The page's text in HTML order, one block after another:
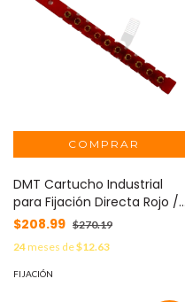
DMT Cartucho Industrial
para Fijación Directa Rojo /
Calibre 27 / Caja con 100
piezas. MOD: 9097-01-0271
$208.99 $270.19
24meses de$12.63
FIJACIÓN